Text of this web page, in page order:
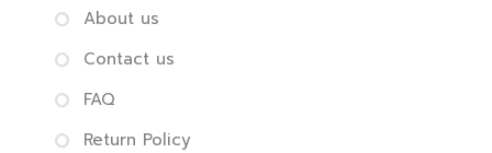
About us
Contact us
FAQ
Return Policy